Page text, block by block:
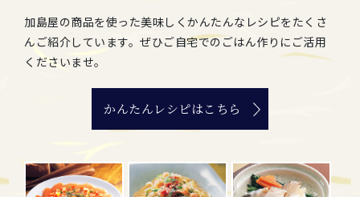
加島屋の商品を使った美味しくかんたんなレシピをたくさ
んご紹介しています。ぜひご自宅でのごはん作りにご活用
くださいませ。
かんたんレシピはこちら